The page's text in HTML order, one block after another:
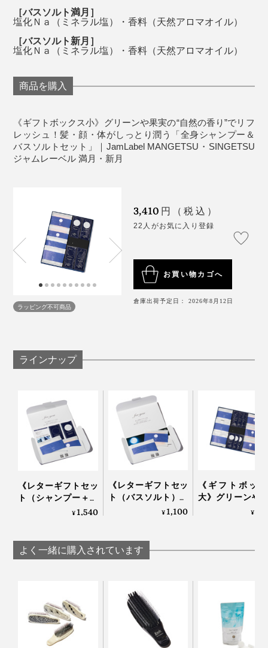
て、洗い心地、仕上がりともに極めた全身シャンプーを
完成させました。
こだわりの「泡」は、泡立ちがよくて、モチモチの感
触。汚れをしっかり浮かしながら、洗い上がりの肌はし
っとり。髪もスルリとまとまる――。
1回で、ここまで心地よい全身洗いができる
『MANGETSU（満月）』『SINGETSU（新月）』の成
特長1
髪や肌が持つバリア機能を守りながら、汚れを落と
特長2
世界85ヵ国でオーガニック認証の実績がある「エコ
サート認証」を取得した、12種の植物成分
特長3
99％以上の生分解性がある、環境に配慮した成分
特長4
シリコンなどの合成ポリマー、パラベンやフェノキ
シエタノールは使わない
遺伝子組み換えされた素材は使わない
ストレスも徹底的に抑えた逸品です。
『MANGETSU（満月）』『SINGETSU（新月）』を使
えば使うほど、髪と肌にいいだけでなく、時短やコスト
削減、水や環境への配慮も叶います。
忙しいあの人に、ハーブ香る入浴で、脳のリフレッシュ
体験を贈りましょう。
［バスソルト満月］
塩化Ｎａ（ミネラル塩）・香料（天然アロマオイル）
［バスソルト新月］
塩化Ｎａ（ミネラル塩）・香料（天然アロマオイル）
商品を購入
《ギフトボックス小》グリーンや果実の“自然の香り”でリフ
レッシュ！髪・顔・体がしっとり潤う「全身シャンプー＆
バスソルトセット」｜JamLabel MANGETSU・SINGETSU
ジャムレーベル 満月・新月
ラッピング不可商品
3,410 円（税込）
22人がお気に入り登録
お買い物カゴへ
倉庫出荷予定日： 2026年8月12日
ラインナップ
《レターギフトセッ
ト（シャンプー＋バ
スソルト）》グリー
髪・顔・体がしっと
り潤う「全身シャン
SINGETSU
¥1,540
《レターギフトセッ
ト（バスソルト）》
グリーンや果実の“自
しっとり潤う「バス
ソルトセット」｜
SINGETSU ジャムレ
ーベル 満月・新月
¥1,100
《ギフトボッ
大》グリーンや
の“自然の香り”
ーベル 満月・新月
¥
よく一緒に購入されています